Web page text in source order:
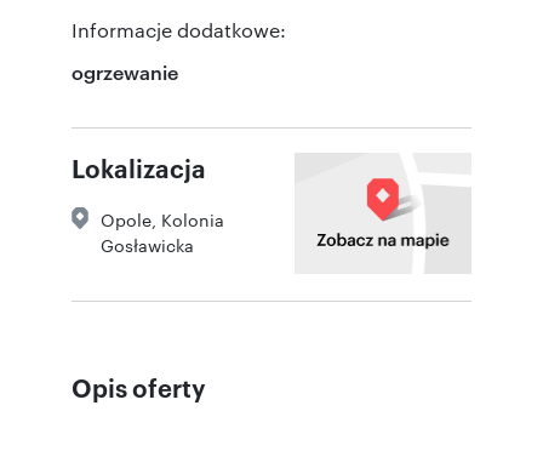
Informacje dodatkowe:
ogrzewanie
Lokalizacja
Opole Kolonia
Gosławicka
Opis oferty